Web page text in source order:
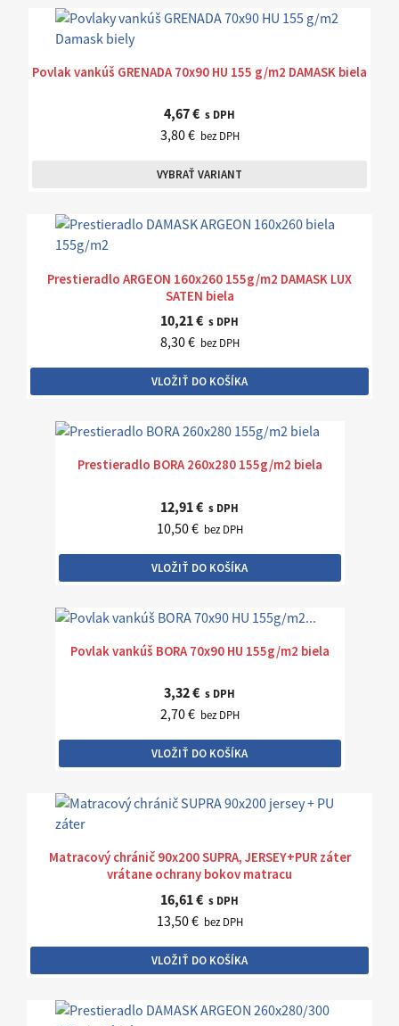
Povlak vankúš GRENADA 70x90 HU 155 g/m2 DAMASK biela
4,67 € s DPH
3,80 € bez DPH
VYBRAŤ VARIANT
Prestieradlo ARGEON 160x260 155g/m2 DAMASK LUX
SATEN biela
10,21 € s DPH
8,30 € bez DPH
VLOŽIŤ DO KOŠÍKA
Prestieradlo BORA 260x280 155g/m2 biela
12,91 € s DPH
10,50 € bez DPH
VLOŽIŤ DO KOŠÍKA
Povlak vankúš BORA 70x90 HU 155g/m2 biela
3,32 € s DPH
2,70 € bez DPH
VLOŽIŤ DO KOŠÍKA
Matracový chránič 90x200 SUPRA, JERSEY+PUR záter
vrátane ochrany bokov matracu
16,61 € s DPH
13,50 € bez DPH
VLOŽIŤ DO KOŠÍKA